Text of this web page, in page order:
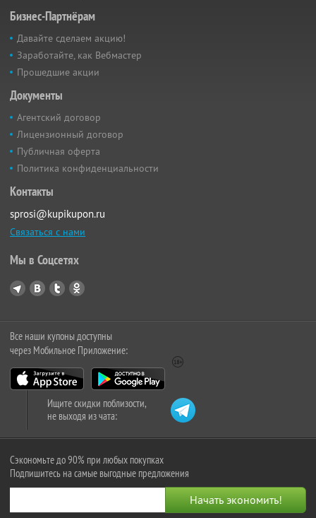
Бизнес-Партнёрам
Давайте сделаем акцию!
Заработайте, как Вебмастер
Прошедшие акции
Документы
Агентский договор
Лицензионный договор
Публичная оферта
Политика конфиденциальности
Контакты
sprosi@kupikupon.ru
Связаться с нами
Мы в Соцсетях
Все наши купоны доступны
через Мобильное Приложение:
Ищите скидки поблизости,
не выходя из чата:
Сэкономьте до 90% при любых покупках
Подпишитесь на самые выгодные предложения